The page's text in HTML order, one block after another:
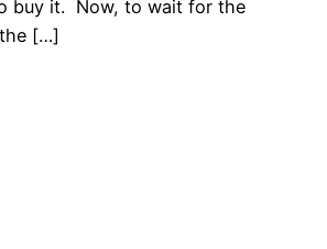
buy it. Now, to wait for the
[…]